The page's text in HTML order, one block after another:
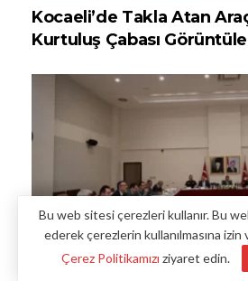
Kocaeli’de Takla Atan
Kurtuluş Çabası
Bu web sitesi çerezleri kullanır. Bu
ederek çerezlerin kullanılmasına
Çerez Politikamızı ziyaret edin.